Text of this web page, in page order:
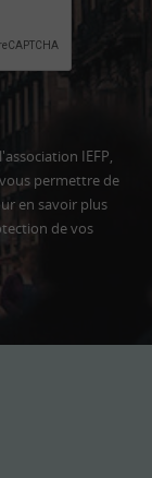
IEFP,
permettre de
en savoir plus
de vos